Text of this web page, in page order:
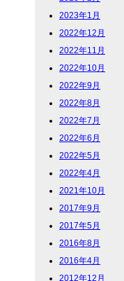
2023年1月
2022年12月
2022年11月
2022年10月
2022年9月
2022年8月
2022年7月
2022年6月
2022年5月
2022年4月
2021年10月
2017年9月
2017年5月
2016年8月
2016年4月
2012年12月